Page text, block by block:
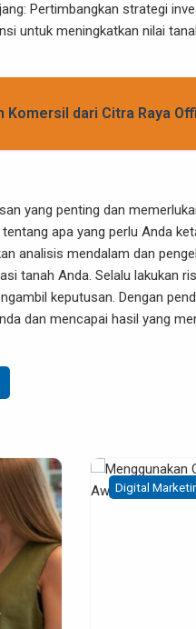
Pertimbangkan strategi
untuk meningkatkan nilai
dari Citra Raya
yang penting dan
apa yang perlu Anda
analisis mendalam dan
tanah Anda. Selalu lakukan
keputusan. Dengan
dan mencapai hasil yang
Property